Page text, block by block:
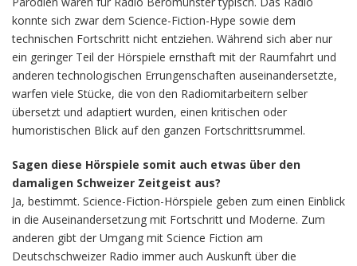
konnte sich zwar dem Science-Fiction-Hype sowie dem
technischen Fortschritt nicht entziehen. Während sich aber nur
ein geringer Teil der Hörspiele ernsthaft mit der Raumfahrt und
anderen technologischen Errungenschaften auseinandersetzte,
warfen viele Stücke, die von den Radiomitarbeitern selber
übersetzt und adaptiert wurden, einen kritischen oder
humoristischen Blick auf den ganzen Fortschrittsrummel.
Sagen diese Hörspiele somit auch etwas über den
damaligen Schweizer Zeitgeist aus?
Ja, bestimmt. Science-Fiction-Hörspiele geben zum einen Einblick
in die Auseinandersetzung mit Fortschritt und Moderne. Zum
anderen gibt der Umgang mit Science Fiction am
Deutschschweizer Radio immer auch Auskunft über die